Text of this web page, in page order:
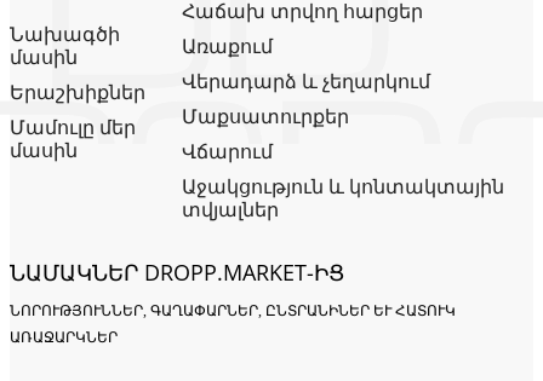
Նախագծի
մասին
Երաշխիքներ
Մամուլը մեր
մասին
Հաճախ տրվող հարցեր
Առաքում
Վերադարձ և չեղարկում
Մաքսատուրքեր
Վճարում
Աջակցություն և կոնտակտային
տվյալներ
ՆԱՄԱԿՆԵՐ DROPP.MARKET-ԻՑ
ՆՈՐՈՒԹՅՈՒՆՆԵՐ, ԳԱՂԱՓԱՐՆԵՐ, ԸՆՏՐԱՆԻՆԵՐ ԵՒ ՀԱՏՈՒԿ Ա
ՌԱՋԱՐԿՆԵՐ